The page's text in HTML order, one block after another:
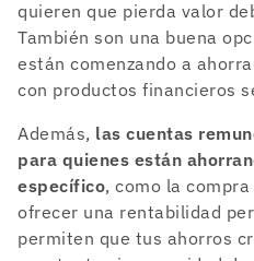
quieren que pierda valor
También son una buena
están comenzando a
con productos financieros
Además, las cuentas
para quienes están
específico, como la
ofrecer una rentabilidad
permiten que tus ahorros